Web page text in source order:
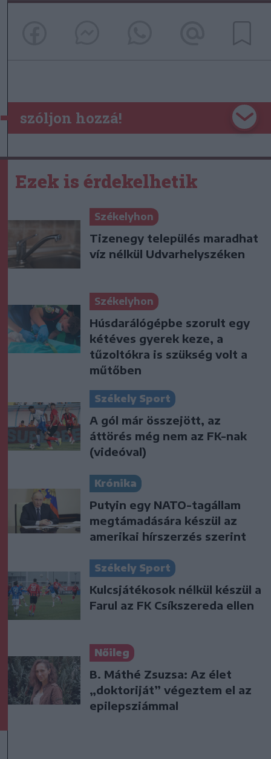
szóljon hozzá!
Ezek is érdekelhetik
Székelyhon
Tizenegy település maradhat
víz nélkül Udvarhelyszéken
Székelyhon
Húsdarálógépbe szorult egy
kétéves gyerek keze, a
tűzoltókra is szükség volt a
műtőben
Székely Sport
A gól már összejött, az
áttörés még nem az FK-nak
(videóval)
Krónika
Putyin egy NATO-tagállam
megtámadására készül az
amerikai hírszerzés szerint
Székely Sport
Kulcsjátékosok nélkül készül a
Farul az FK Csíkszereda ellen
Nőileg
B. Máthé Zsuzsa: Az élet
„doktoriját” végeztem el az
epilepsziámmal